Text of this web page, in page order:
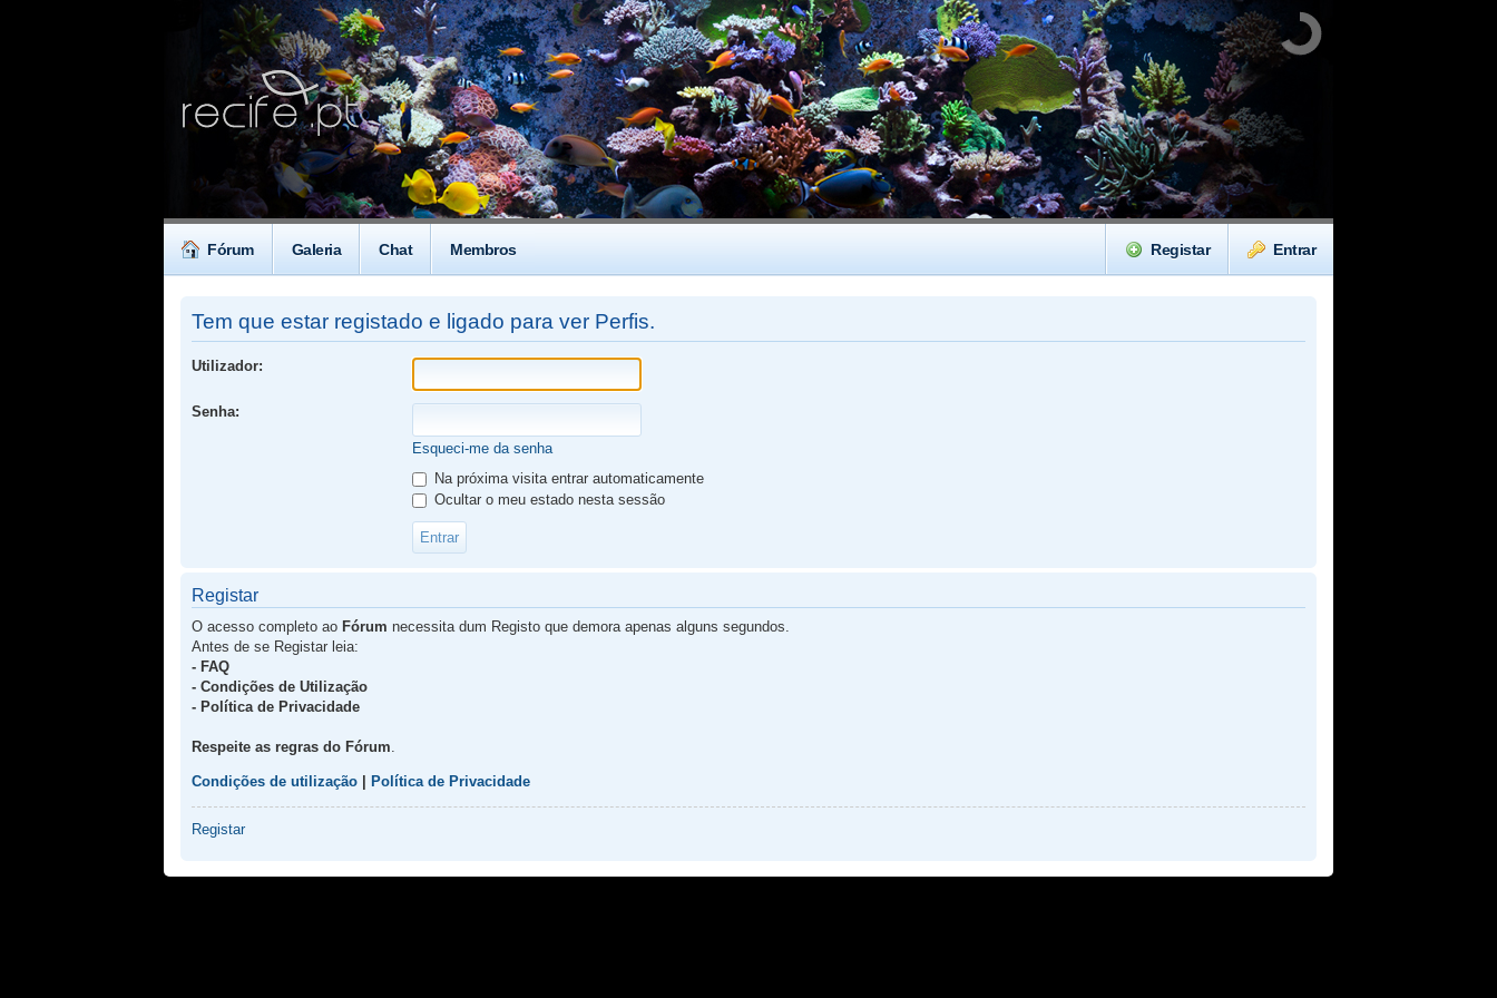
Fórum Galeria Chat Membros Entrar
Registar
Tem que estar registado e ligado para ver Perfis.
Utilizador:
Senha:
Esqueci-me da senha
Na próxima visita entrar automaticamente
Ocultar o meu estado nesta sessão
Registar
O acesso completo ao Fórum necessita dum Registo que demora apenas alguns segundos.
Antes de se Registar leia:
- FAQ
- Condições de Utilização
- Política de Privacidade
Respeite as regras do Fórum
Condições de utilização Política de Privacidade
Registar